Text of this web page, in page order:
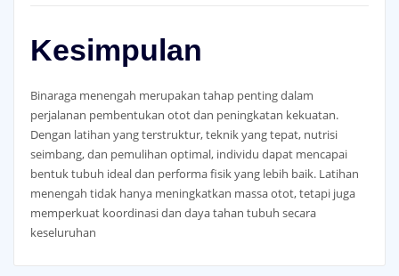
Kesimpulan
Binaraga menengah merupakan tahap penting dalam
perjalanan pembentukan otot dan peningkatan kekuatan.
Dengan latihan yang terstruktur, teknik yang tepat, nutrisi
seimbang, dan pemulihan optimal, individu dapat mencapai
bentuk tubuh ideal dan performa fisik yang lebih baik. Latihan
menengah tidak hanya meningkatkan massa otot, tetapi juga
memperkuat koordinasi dan daya tahan tubuh secara
keseluruhan